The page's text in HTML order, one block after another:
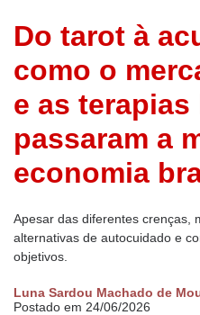
Do tarot à
como o
e as
passaram a
economia
Apesar das diferentes crenças,
alternativas de autocuidado e
objetivos.
Luna Sardou Machado de
Postado em 24/06/2026